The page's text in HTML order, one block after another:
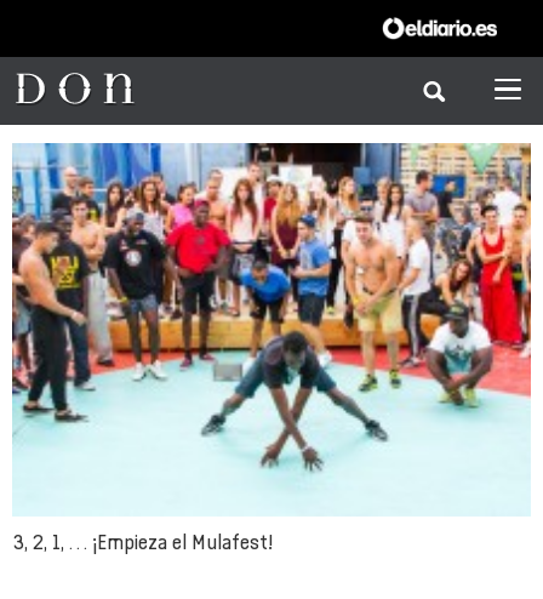
3, 2, 1, … ¡Empieza el Mulafest!